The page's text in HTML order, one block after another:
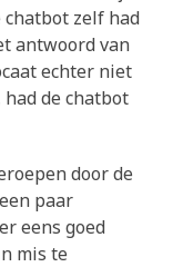
chatbot zelf had
antwoord van
echter niet
had de chatbot
door de
paar
eens goed
mis te